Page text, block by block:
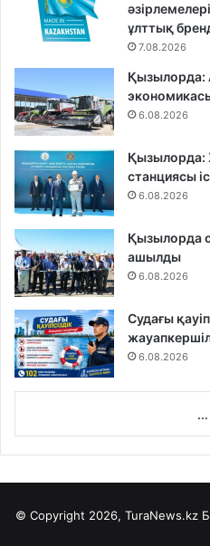
ұлттық
7.08.2026
Қызылорда:
6.08.2026
Қызылорда:
станциясы
6.08.2026
Қызылорда
ашылды
6.08.2026
Судағы
6.08.2026
...
© Copyright 2026, TuraNews.kz